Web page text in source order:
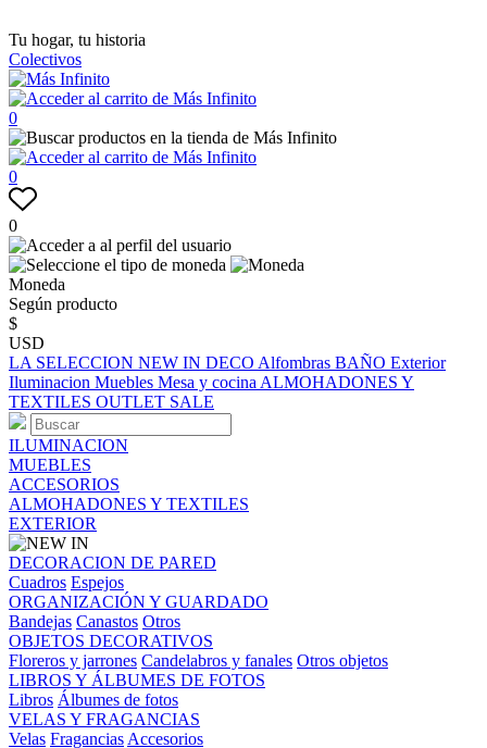
Tu hogar, tu historia
Colectivos
0
0
0
Moneda
Según producto
$
USD
LA SELECCION NEW IN DECO Alfombras BAÑO Exterior
Iluminacion Muebles Mesa y cocina ALMOHADONES Y
TEXTILES OUTLET SALE
ILUMINACION
MUEBLES
ACCESORIOS
ALMOHADONES Y TEXTILES
EXTERIOR
DECORACION DE PARED
Cuadros Espejos
ORGANIZACIÓN Y GUARDADO
Bandejas Canastos Otros
OBJETOS DECORATIVOS
Floreros y jarrones Candelabros y fanales Otros objetos
LIBROS Y ÁLBUMES DE FOTOS
Libros Álbumes de fotos
VELAS Y FRAGANCIAS
Velas Fragancias Accesorios